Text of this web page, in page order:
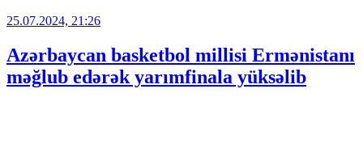
25.07.2024, 21:26
Azərbaycan basketbol millisi Ermənistanı
məğlub edərək yarımfinala yüksəlib